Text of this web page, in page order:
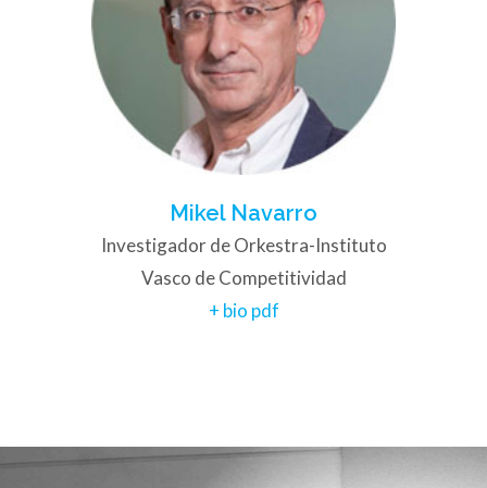
Mikel Navarro
Investigador de Orkestra-Instituto
Vasco de Competitividad
+ bio pdf